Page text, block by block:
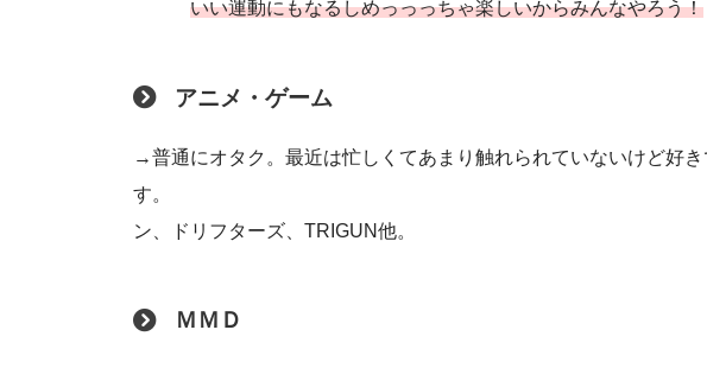
いい運動にもなるしめっっっちゃ楽しいからみんなやろう！
アニメ・ゲーム
→普通にオタク。最近は忙しくてあまり触れられていないけど好き
す。 好きな作品はポ
ン、ドリフターズ、TRIGUN他。
ＭＭＤ